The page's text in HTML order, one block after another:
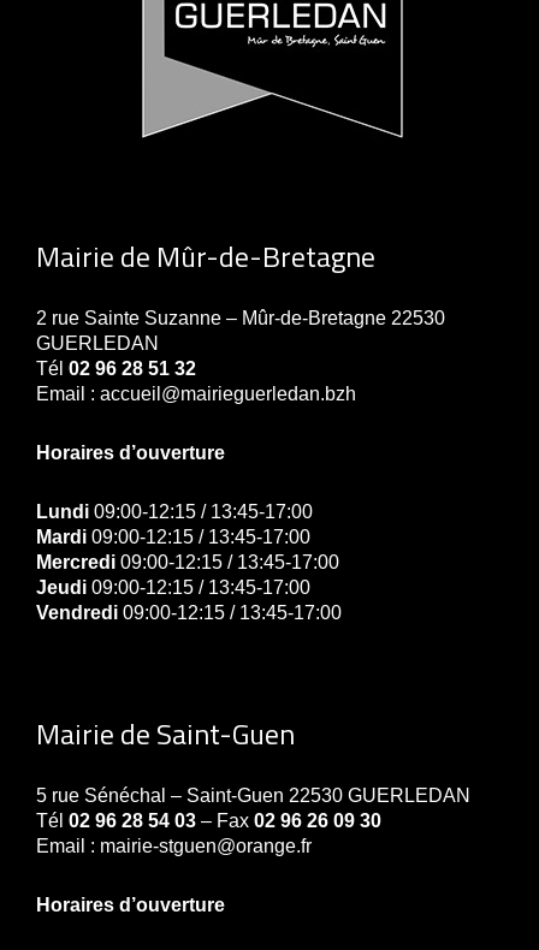
Mairie de Mûr-de-Bretagne
2 rue Sainte Suzanne – Mûr-de-Bretagne 22530
GUERLEDAN
Tél 02 96 28 51 32
Email : accueil@mairieguerledan.bzh
Horaires d’ouverture
Lundi 09:00-12:15 / 13:45-17:00
Mardi 09:00-12:15 / 13:45-17:00
Mercredi 09:00-12:15 / 13:45-17:00
Jeudi 09:00-12:15 / 13:45-17:00
Vendredi 09:00-12:15 / 13:45-17:00
Mairie de Saint-Guen
5 rue Sénéchal – Saint-Guen 22530 GUERLEDAN
Tél 02 96 28 54 03 – Fax 02 96 26 09 30
Email : mairie-stguen@orange.fr
Horaires d’ouverture